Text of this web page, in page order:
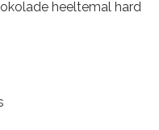
heeltemal hard